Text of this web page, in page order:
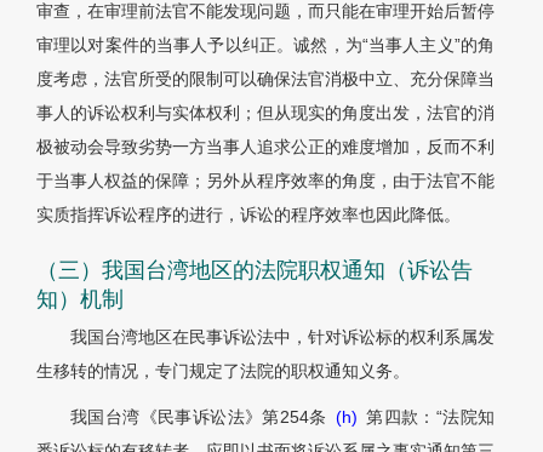
审查，在审理前法官不能发现问题，而只能在审理开始后暂停
审理以对案件的当事人予以纠正。诚然，为“当事人主义”的角
度考虑，法官所受的限制可以确保法官消极中立、充分保障当
事人的诉讼权利与实体权利；但从现实的角度出发，法官的消
极被动会导致劣势一方当事人追求公正的难度增加，反而不利
于当事人权益的保障；另外从程序效率的角度，由于法官不能
实质指挥诉讼程序的进行，诉讼的程序效率也因此降低。
（三）我国台湾地区的法院职权通知（诉讼告
知）机制
我国台湾地区在民事诉讼法中，针对诉讼标的权利系属发
生移转的情况，专门规定了法院的职权通知义务。
我国台湾《民事诉讼法》第254条 (h) 第四款：“法院知